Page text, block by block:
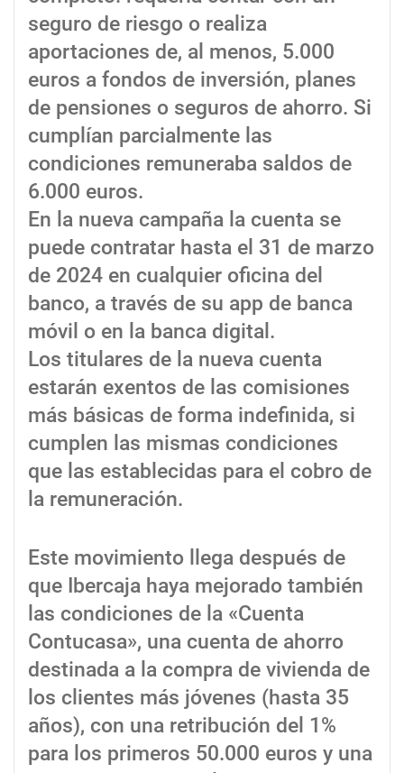
seguro de riesgo o realiza
aportaciones de, al menos, 5.000
euros a fondos de inversión, planes
de pensiones o seguros de ahorro. Si
cumplían parcialmente las
condiciones remuneraba saldos de
6.000 euros.
En la nueva campaña la cuenta se
puede contratar hasta el 31 de marzo
de 2024 en cualquier oficina del
banco, a través de su app de banca
móvil o en la banca digital.
Los titulares de la nueva cuenta
estarán exentos de las comisiones
más básicas de forma indefinida, si
cumplen las mismas condiciones
que las establecidas para el cobro de
la remuneración.
Este movimiento llega después de
que Ibercaja haya mejorado también
las condiciones de la «Cuenta
Contucasa», una cuenta de ahorro
destinada a la compra de vivienda de
los clientes más jóvenes (hasta 35
años), con una retribución del 1%
para los primeros 50.000 euros y una